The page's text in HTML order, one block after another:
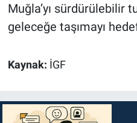
Muğla’yı sürdürülebilir
geleceğe taşımayı
Kaynak: İGF